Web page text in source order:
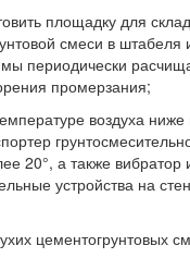
площадку для
смеси в штабеля
периодически
промерзания;
воздуха
20°, а также вибратор
устройства на
цементогрунтовых